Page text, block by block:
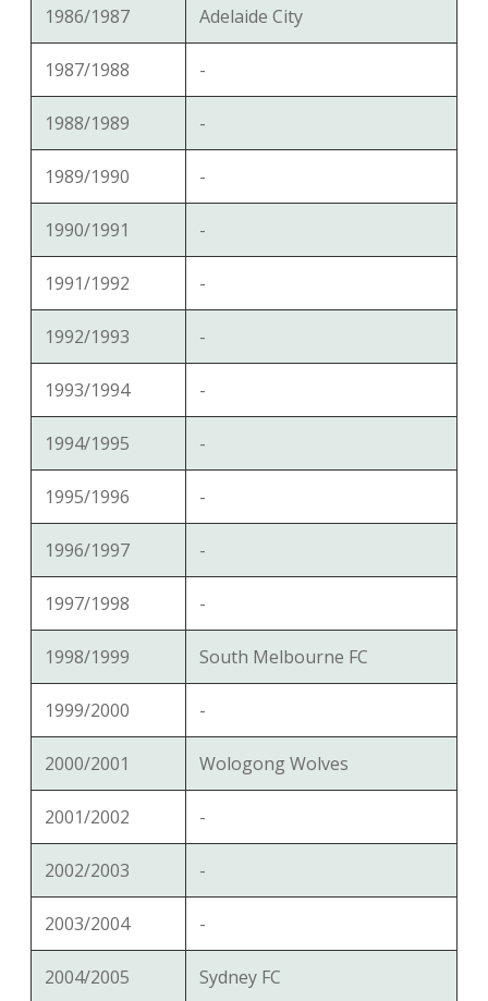
1986/1987 Adelaide City
1987/1988 -
1988/1989 -
1989/1990 -
1990/1991 -
1991/1992 -
1992/1993 -
1993/1994 -
1994/1995 -
1995/1996 -
1996/1997 -
1997/1998 -
1998/1999 South Melbourne FC
1999/2000 -
2000/2001 Wologong Wolves
2001/2002 -
2002/2003 -
2003/2004 -
2004/2005 Sydney FC